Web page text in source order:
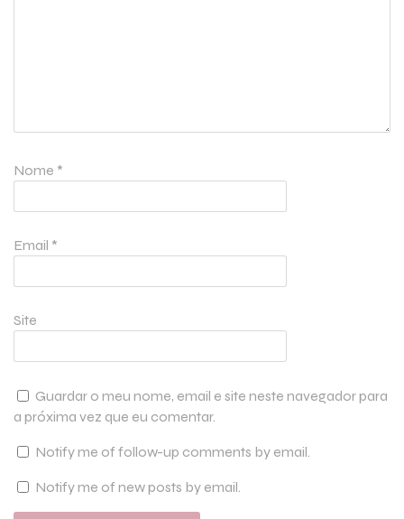
Nome *
Email *
Site
Guardar o meu nome, email e site neste navegador para
a próxima vez que eu comentar.
Notify me of follow-up comments by email.
Notify me of new posts by email.